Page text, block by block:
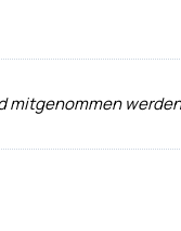
mitgenommen